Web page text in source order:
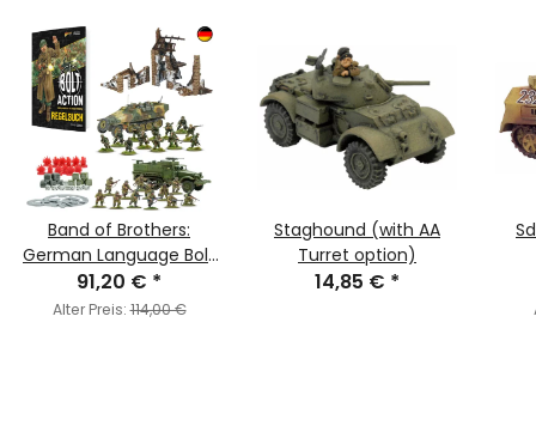
Band of Brothers:
German Language Bolt
Action - Third Edition
Starter Set (Deutsch)
91,20 € *
Alter Preis:114,00 €
Staghound (with AA
Turret option)
14,85 € *